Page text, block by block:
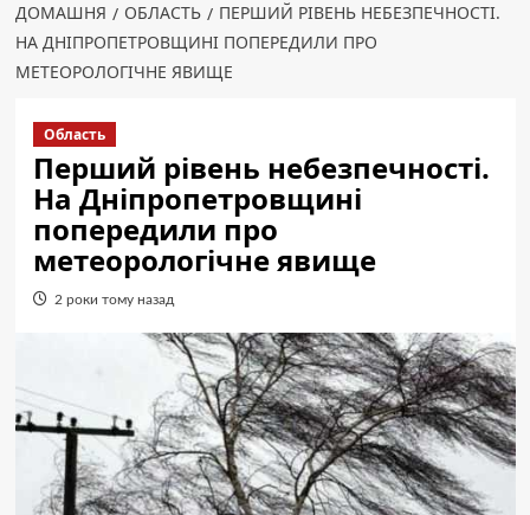
ДОМАШНЯ ОБЛАСТЬ
ПЕРШИЙ РІВЕНЬ НЕБЕЗПЕЧНОСТІ.
НА ДНІПРОПЕТРОВЩИНІ ПОПЕРЕДИЛИ ПРО
МЕТЕОРОЛОГІЧНЕ ЯВИЩЕ
Область
Перший рівень небезпечності.
На Дніпропетровщині
попередили про
метеорологічне явище
2 роки тому назад